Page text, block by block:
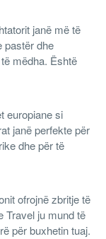
janë më të
pastër dhe
mëdha. Është
europiane si
janë perfekte për
dhe për të
ofrojnë zbritje të
Travel ju mund të
për buxhetin tuaj.